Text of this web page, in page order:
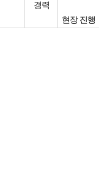
경력
현장 진행